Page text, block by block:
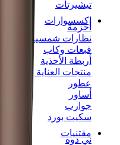
تيشيرتات
إكسسوارات
أحزمة
نظارات شمسية
قبعات وكاب
أربطة الأحذية
منتجات العناية بالسنيكرز
عطور
أساور
جوارب
سكيت بورد
مقتنيات
ني دوه